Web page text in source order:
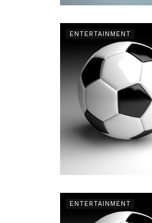
ENTERTAINMENT
ENTERTAINMENT